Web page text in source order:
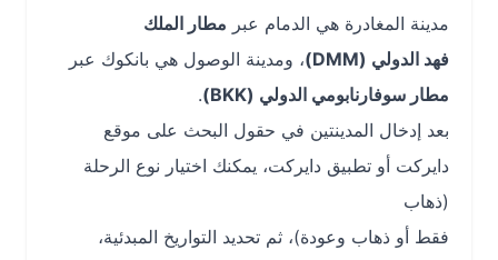
مدينة المغادرة هي الدمام عبرمطار الملك
فهد الدولي (DMM)
، ومدينة الوصول هي بانكوك عبر
مطار سوفارنابومي الدولي (BKK)
.
بعد إدخال المدينتين في حقول البحث على موقع
دايركت أو تطبيق دايركت، يمكنك اختيار نوع الرحلة
فقط أو ذهاب وعودة)، ثم تحديد التواريخ المبدئية،